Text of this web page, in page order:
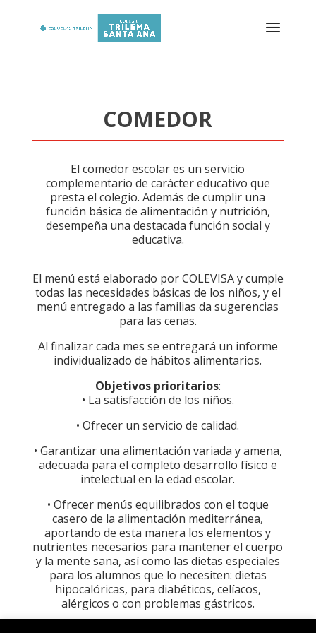
COMEDOR
El comedor escolar es un servicio
complementario de carácter educativo que
presta el colegio. Además de cumplir una
función básica de alimentación y nutrición,
desempeña una destacada función social y
educativa.
El menú está elaborado por COLEVISA y cumple
todas las necesidades básicas de los niños, y el
menú entregado a las familias da sugerencias
para las cenas.
Al finalizar cada mes se entregará un informe
individualizado de hábitos alimentarios.
Objetivos prioritarios:
• La satisfacción de los niños.
• Ofrecer un servicio de calidad.
• Garantizar una alimentación variada y amena,
adecuada para el completo desarrollo físico e
intelectual en la edad escolar.
• Ofrecer menús equilibrados con el toque
casero de la alimentación mediterránea,
aportando de esta manera los elementos y
nutrientes necesarios para mantener el cuerpo
y la mente sana, así como las dietas especiales
para los alumnos que lo necesiten: dietas
hipocalóricas, para diabéticos, celíacos,
alérgicos o con problemas gástricos.